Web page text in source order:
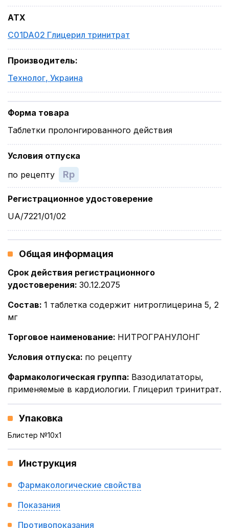
ATX
C01DA02 Глицерил тринитрат
Производитель:
Технолог, Украина
Форма товара
Таблетки пролонгированного действия
Условия отпуска
по рецепту
Rp
Регистрационное удостоверение
UA/7221/01/02
Общая информация
Срок действия регистрационного
удостоверения: 30.12.2075
Состав: 1 таблетка содержит нитроглицерина 5, 2
мг
Торговое наименование: НИТРОГРАНУЛОНГ
Условия отпуска: по рецепту
Фармакологическая группа: Вазодилататоры,
применяемые в кардиологии. Глицерил тринитрат.
Упаковка
Блистер №10x1
Инструкция
Фармакологические свойства
Показания
Противопоказания